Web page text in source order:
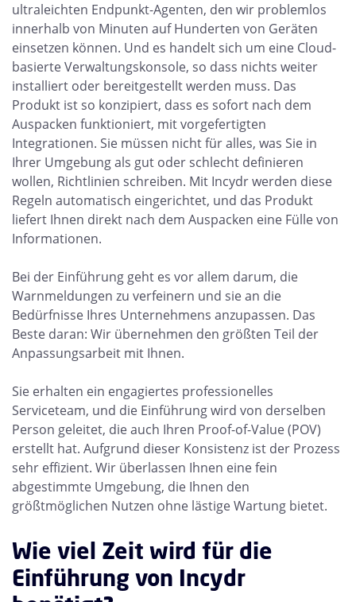
ultraleichten Endpunkt-Agenten, den wir problemlos
innerhalb von Minuten auf Hunderten von Geräten
einsetzen können. Und es handelt sich um eine Cloud-
basierte Verwaltungskonsole, so dass nichts weiter
installiert oder bereitgestellt werden muss. Das
Produkt ist so konzipiert, dass es sofort nach dem
Auspacken funktioniert, mit vorgefertigten
Integrationen. Sie müssen nicht für alles, was Sie in
Ihrer Umgebung als gut oder schlecht definieren
wollen, Richtlinien schreiben. Mit Incydr werden diese
Regeln automatisch eingerichtet, und das Produkt
liefert Ihnen direkt nach dem Auspacken eine Fülle von
Informationen.
Bei der Einführung geht es vor allem darum, die
Warnmeldungen zu verfeinern und sie an die
Bedürfnisse Ihres Unternehmens anzupassen. Das
Beste daran: Wir übernehmen den größten Teil der
Anpassungsarbeit mit Ihnen.
Sie erhalten ein engagiertes professionelles
Serviceteam, und die Einführung wird von derselben
Person geleitet, die auch Ihren Proof-of-Value (POV)
erstellt hat. Aufgrund dieser Konsistenz ist der Prozess
sehr effizient. Wir überlassen Ihnen eine fein
abgestimmte Umgebung, die Ihnen den
größtmöglichen Nutzen ohne lästige Wartung bietet.
Wie viel Zeit wird für die
Einführung von Incydr